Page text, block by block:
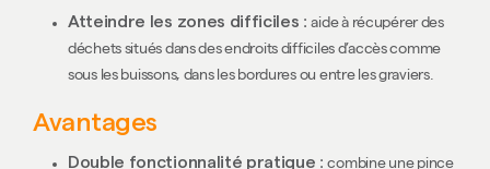
Atteindre les zones difficiles :aide à récupérer des
déchets situés dans des endroits difficiles d’accès comme
sous les buissons, dans les bordures ou entre les graviers.
Avantages
Double fonctionnalité pratique :combine une pince